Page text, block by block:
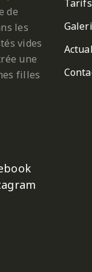
de
les
vides
une
filles
Tarifs